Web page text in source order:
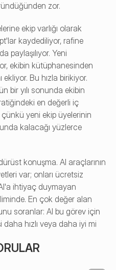
zor.
ekip varlığı olarak
kaydediliyor, rafine
paylaşılıyor. Yeni
ekibin kütüphanesinden
ekliyor. Bu hızla birikiyor.
bir yılı sonunda ekibin
en değerli iç
yeni ekip üyelerinin
kalacağı yüzlerce
konuşma. AI araçlarının
var; onları ücretsiz
ihtiyaç duymayan
En çok değer alan
soranlar: AI bu görev için
hızlı veya daha iyi mi